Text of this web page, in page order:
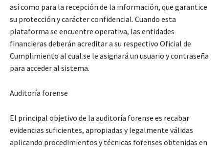
así como para la recepción de la información, que garantice
su protección y carácter confidencial. Cuando esta
plataforma se encuentre operativa, las entidades
financieras deberán acreditar a su respectivo Oficial de
Cumplimiento al cual se le asignará un usuario y contraseña
para acceder al sistema.
Auditoría forense
El principal objetivo de la auditoría forense es recabar
evidencias suficientes, apropiadas y legalmente válidas
aplicando procedimientos y técnicas forenses obtenidas en